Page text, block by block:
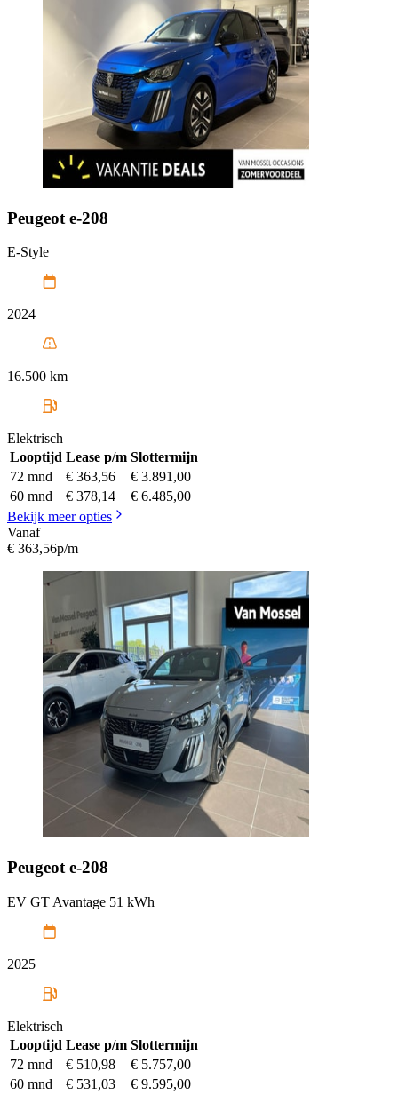
Peugeot e-208
E-Style
2024
16.500 km
Elektrisch
Looptijd Lease p/m Slottermijn
72 mnd
€ 363,56
€ 3.891,00
60 mnd
€ 378,14
€ 6.485,00
Bekijk meer opties
Vanaf
€ 363,56p/m
Peugeot e-208
EV GT Avantage 51 kWh
2025
Elektrisch
Looptijd Lease p/m Slottermijn
72 mnd
€ 510,98
€ 5.757,00
60 mnd
€ 531,03
€ 9.595,00